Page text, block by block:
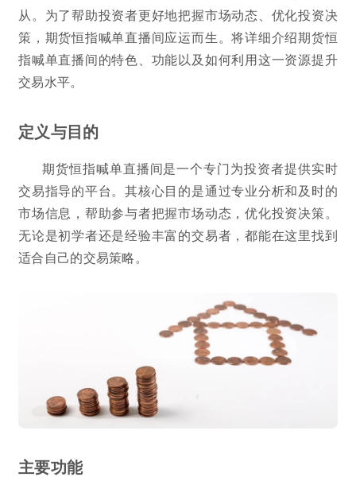
从。为了帮助投资者更好地把握市场动态、优化投资决
策，期货恒指喊单直播间应运而生。将详细介绍期货恒
指喊单直播间的特色、功能以及如何利用这一资源提升
交易水平。
定义与目的
期货恒指喊单直播间是一个专门为投资者提供实时
交易指导的平台。其核心目的是通过专业分析和及时的
市场信息，帮助参与者把握市场动态，优化投资决策。
无论是初学者还是经验丰富的交易者，都能在这里找到
适合自己的交易策略。
主要功能